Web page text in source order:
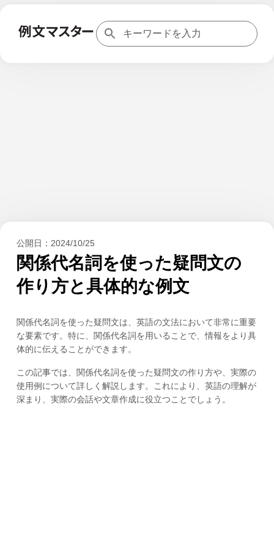
公開日： 2024/10/25
関係代名詞を使った疑問文の
作り方と具体的な例文
関係代名詞を使った疑問文は、英語の文法において非常に重要
な要素です。特に、関係代名詞を用いることで、情報をより具
体的に伝えることができます。
この記事では、関係代名詞を使った疑問文の作り方や、実際の
使用例について詳しく解説します。これにより、英語の理解が
深まり、実際の会話や文章作成に役立つことでしょう。